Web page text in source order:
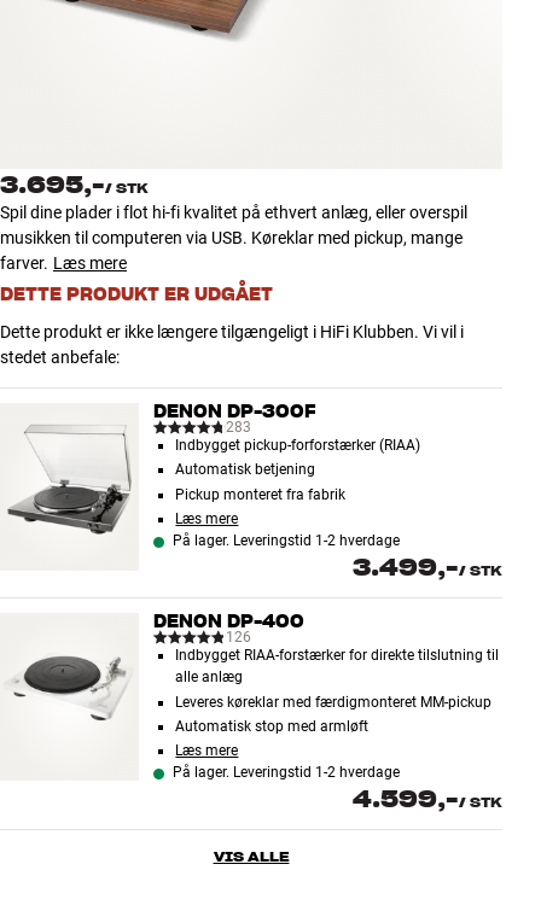
Tilbehør
NYHEDER
TILBUD
Find Butik
Kundeservice
Byg med Lyd
3.695,-/ STK
Spil dine plader i flot hi-fi kvalitet på ethvert anlæg, eller overspil
musikken til computeren via USB. Køreklar med pickup, mange
farver. Læs mere
DETTE PRODUKT ER UDGÅET
Dette produkt er ikke længere tilgængeligt i HiFi Klubben. Vi vil i
stedet anbefale:
DENON DP-300F
283
Indbygget pickup-forforstærker (RIAA)
Automatisk betjening
Pickup monteret fra fabrik
Læs mere
På lager. Leveringstid 1-2 hverdage
3.499,-/ STK
DENON DP-400
126
Indbygget RIAA-forstærker for direkte tilslutning til
alle anlæg
Leveres køreklar med færdigmonteret MM-pickup
Automatisk stop med armløft
Læs mere
På lager. Leveringstid 1-2 hverdage
4.599,-/ STK
VIS ALLE